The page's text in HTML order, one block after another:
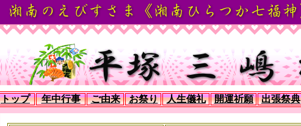
トップ 年中行事 ご由来 お祭り 人生儀礼 開運祈願 出張祭典